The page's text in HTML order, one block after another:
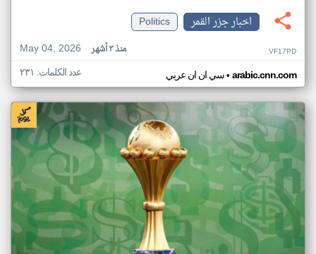
اخبار جزر القمر
Politics
May 04, 2026
منذ ٣ أشهر VF17PD
سي ان ان عربي• arabic.cnn.com عدد الكلمات: ٢٣١